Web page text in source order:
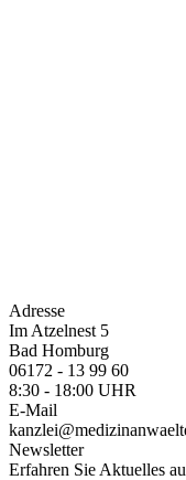
Adresse
Im Atzelnest 5
Bad Homburg
06172 - 13 99 60
8:30 - 18:00 UHR
E-Mail
Newsletter
Erfahren Sie Aktuelles